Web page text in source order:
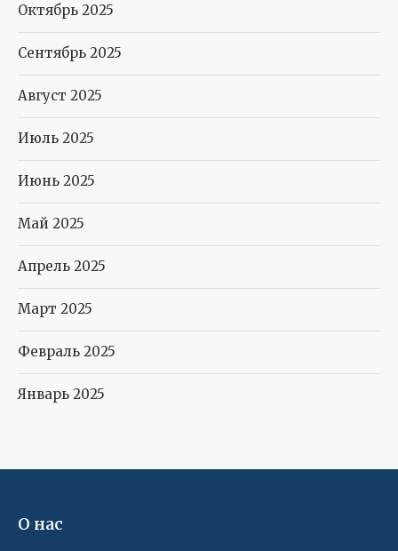
Октябрь 2025
Сентябрь 2025
Август 2025
Июль 2025
Июнь 2025
Май 2025
Апрель 2025
Март 2025
Февраль 2025
Январь 2025
О нас